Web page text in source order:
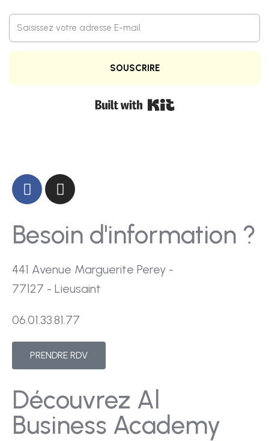
SOUSCRIRE
Built with Kit
Besoin d'information ?
441 Avenue Marguerite Perey -
77127 - Lieusaint
06.01.33.81.77
PRENDRE RDV
Découvrez Al
Business Academy